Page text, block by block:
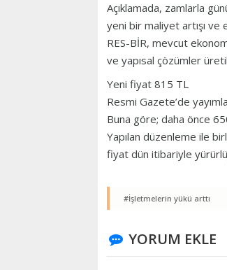
Açıklamada, zamlarla
yeni bir maliyet artışı ve
RES-BİR, mevcut
ve yapısal çözümler
Yeni fiyat 815 TL
Resmi Gazete’de
Buna göre; daha önce
Yapılan düzenleme ile
fiyat dün itibariyle
#İşletmelerin yükü arttı
YORUM EKLE